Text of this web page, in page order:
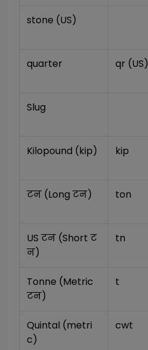
stone (US)
quarter qr (US)
Slug
Kilopound (kip) kip
टन (Long टन) ton
US टन (Short ट
न)
tn
Tonne (Metric
टन)
t
Quintal (metri
c)
cwt